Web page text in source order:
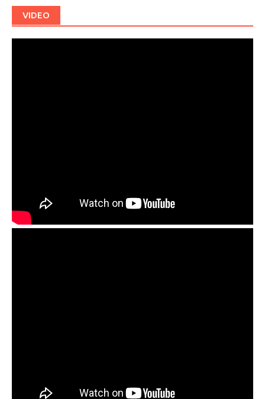
VIDEO